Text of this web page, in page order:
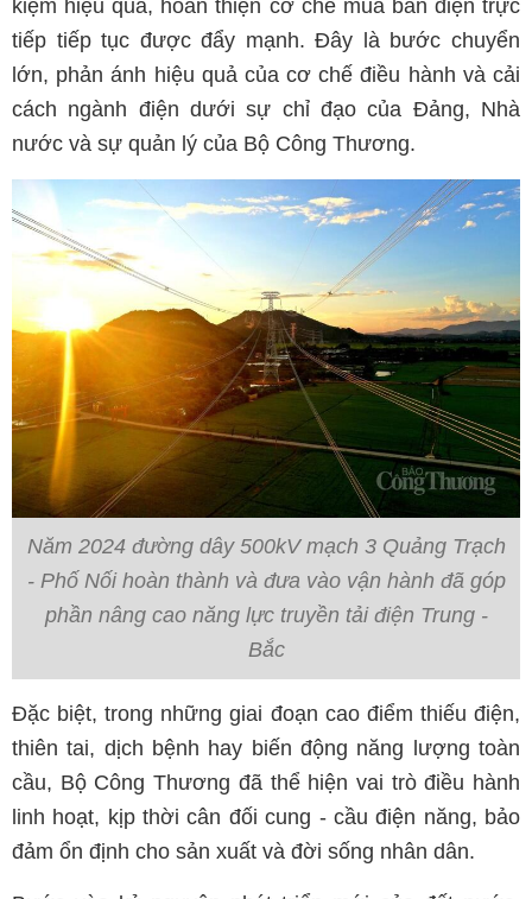
kiệm hiệu quả, hoàn thiện cơ chế mua bán điện trực
tiếp tiếp tục được đẩy mạnh. Đây là bước chuyển
lớn, phản ánh hiệu quả của cơ chế điều hành và cải
cách ngành điện dưới sự chỉ đạo của Đảng, Nhà
nước và sự quản lý của Bộ Công Thương.
Năm 2024 đường dây 500kV mạch 3 Quảng Trạch
- Phố Nối hoàn thành và đưa vào vận hành đã góp
phần nâng cao năng lực truyền tải điện Trung -
Bắc
Đặc biệt, trong những giai đoạn cao điểm thiếu điện,
thiên tai, dịch bệnh hay biến động năng lượng toàn
cầu, Bộ Công Thương đã thể hiện vai trò điều hành
linh hoạt, kịp thời cân đối cung - cầu điện năng, bảo
đảm ổn định cho sản xuất và đời sống nhân dân.